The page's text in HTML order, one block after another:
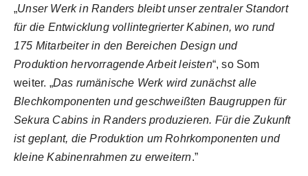
„Unser Werk in Randers bleibt unser zentraler Standort
für die Entwicklung vollintegrierter Kabinen, wo rund
175 Mitarbeiter in den Bereichen Design und
Produktion hervorragende Arbeit leisten“, so Som
weiter. „Das rumänische Werk wird zunächst alle
Blechkomponenten und geschweißten Baugruppen für
Sekura Cabins in Randers produzieren. Für die Zukunft
ist geplant, die Produktion um Rohrkomponenten und
kleine Kabinenrahmen zu erweitern.”